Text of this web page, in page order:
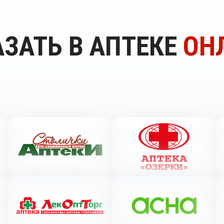
В АПТЕКЕ